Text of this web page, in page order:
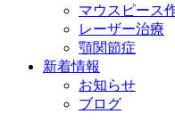
マウスピース
レーザー治療
顎関節症
新着情報
お知らせ
ブログ